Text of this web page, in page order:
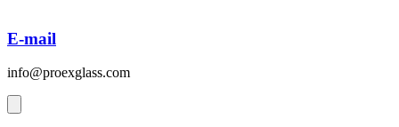
E-mail
info@proexglass.com